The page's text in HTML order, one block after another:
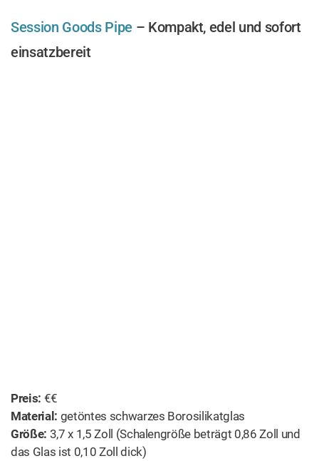
Session Goods Pipe – Kompakt, edel und sofort
einsatzbereit
Preis: €€
Material: getöntes schwarzes Borosilikatglas
Größe: 3,7 x 1,5 Zoll (Schalengröße beträgt 0,86 Zoll und
das Glas ist 0,10 Zoll dick)